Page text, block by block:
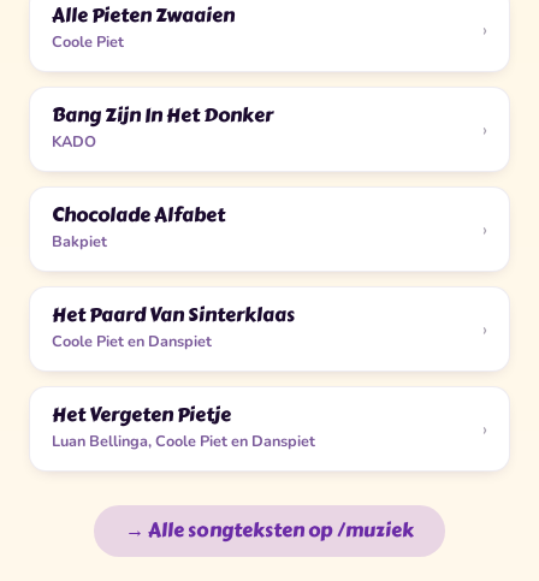
Alle Pieten Zwaaien
Coole Piet ›
Bang Zijn In Het Donker
KADO ›
Chocolade Alfabet
Bakpiet ›
Het Paard Van Sinterklaas
Coole Piet en Danspiet ›
Het Vergeten Pietje
Luan Bellinga, Coole Piet en Danspiet ›
→ Alle songteksten op /muziek